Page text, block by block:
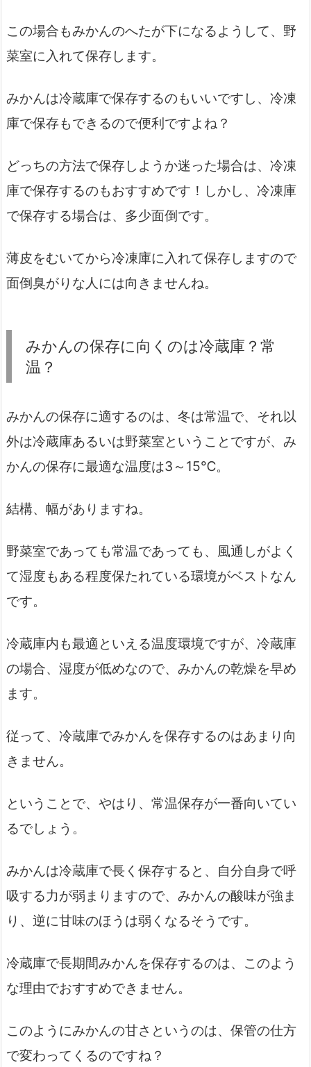
この場合もみかんのへたが下になるようして、野
菜室に入れて保存します。
みかんは冷蔵庫で保存するのもいいですし、冷凍
庫で保存もできるので便利ですよね？
どっちの方法で保存しようか迷った場合は、冷凍
庫で保存するのもおすすめです！しかし、冷凍庫
で保存する場合は、多少面倒です。
薄皮をむいてから冷凍庫に入れて保存しますので
面倒臭がりな人には向きませんね。
みかんの保存に向くのは冷蔵庫？常
温？
みかんの保存に適するのは、冬は常温で、それ以
外は冷蔵庫あるいは野菜室ということですが、み
かんの保存に最適な温度は3～15℃。
結構、幅がありますね。
野菜室であっても常温であっても、風通しがよく
て湿度もある程度保たれている環境がベストなん
です。
冷蔵庫内も最適といえる温度環境ですが、冷蔵庫
の場合、湿度が低めなので、みかんの乾燥を早め
ます。
従って、冷蔵庫でみかんを保存するのはあまり向
きません。
ということで、やはり、常温保存が一番向いてい
るでしょう。
みかんは冷蔵庫で長く保存すると、自分自身で呼
吸する力が弱まりますので、みかんの酸味が強ま
り、逆に甘味のほうは弱くなるそうです。
冷蔵庫で長期間みかんを保存するのは、このよう
な理由でおすすめできません。
このようにみかんの甘さというのは、保管の仕方
で変わってくるのですね？